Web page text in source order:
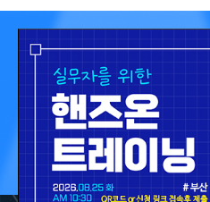
브랜드별 검색
All In One
WQHD/QHD/AHD 시리
HD-TVI/CVI 시리즈